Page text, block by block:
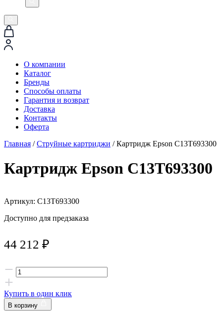
О компании
Каталог
Бренды
Способы оплаты
Гарантия и возврат
Доставка
Контакты
Оферта
Главная /Струйные картриджи / Картридж Epson C13T693300
Картридж Epson C13T693300
Артикул: C13T693300
Доступно для предзаказа
44 212 ₽
Купить в один клик
В корзину